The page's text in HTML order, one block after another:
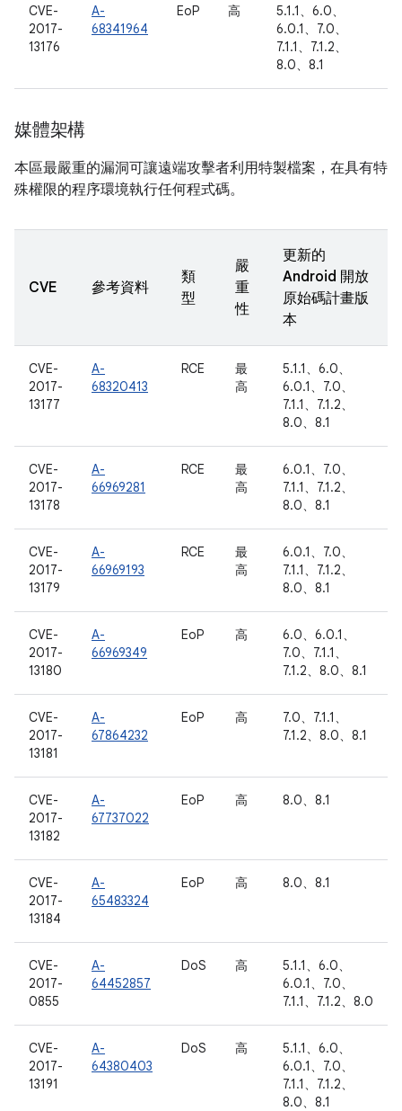
CVE-
2017-
13176
A-
68341964
EoP 高
5.1.1、6.0、
6.0.1、7.0、
7.1.1、7.1.2、
8.0、8.1
媒體架構
本區最嚴重的漏洞可讓遠端攻擊者利用特製檔案，在具有特
殊權限的程序環境執行任何程式碼。
CVE 參考資料
類
型
嚴
重
性
更新的
Android 開放
原始碼計畫版
本
CVE-
2017-
13177
A-
68320413
RCE
最
高
5.1.1、6.0、
6.0.1、7.0、
7.1.1、7.1.2、
8.0、8.1
CVE-
2017-
13178
A-
66969281
RCE
最
高
6.0.1、7.0、
7.1.1、7.1.2、
8.0、8.1
CVE-
2017-
13179
A-
66969193
RCE
最
高
6.0.1、7.0、
7.1.1、7.1.2、
8.0、8.1
CVE-
2017-
13180
A-
66969349
EoP 高
6.0、6.0.1、
7.0、7.1.1、
7.1.2、8.0、8.1
CVE-
2017-
13181
A-
67864232
EoP 高
7.0、7.1.1、
7.1.2、8.0、8.1
CVE-
2017-
13182
A-
67737022
EoP 高 8.0、8.1
CVE-
2017-
13184
A-
65483324
EoP 高 8.0、8.1
CVE-
2017-
0855
A-
64452857
DoS 高
5.1.1、6.0、
6.0.1、7.0、
7.1.1、7.1.2、8.0
CVE-
2017-
13191
A-
64380403
DoS 高
5.1.1、6.0、
6.0.1、7.0、
7.1.1、7.1.2、
8.0、8.1